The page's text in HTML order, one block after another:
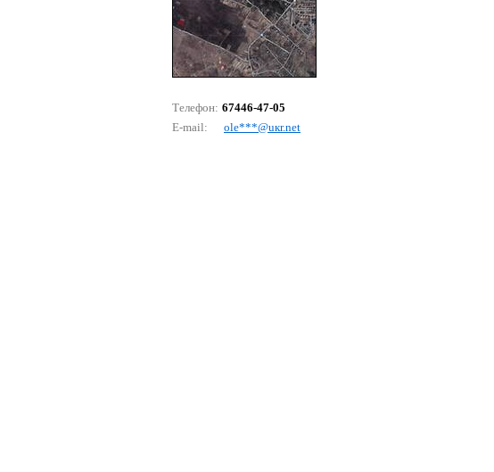
Телефон: 67446-47-05
E-mail:
оlе***@uкr.nеt